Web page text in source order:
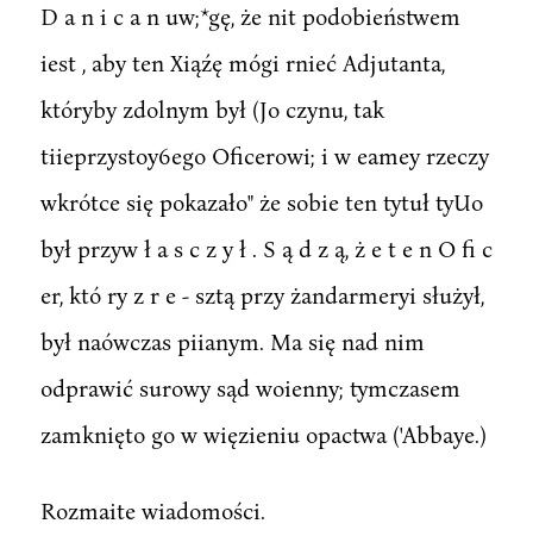
D a n i c a n uw;*gę, że nit podobieństwem
iest , aby ten Xiąźę mógi rnieć Adjutanta,
któryby zdolnym był (Jo czynu, tak
tiieprzystoy6ego Oficerowi; i w eamey rzeczy
wkrótce się pokazało" że sobie ten tytuł tyUo
był przyw ł a s c z y ł . S ą d z ą, ż e t e n O fi c
er, któ ry z r e - sztą przy żandarmeryi służył,
był naówczas piianym. Ma się nad nim
odprawić surowy sąd woienny; tymczasem
zamknięto go w więzieniu opactwa ('Abbaye.)
Rozmaite wiadomości.